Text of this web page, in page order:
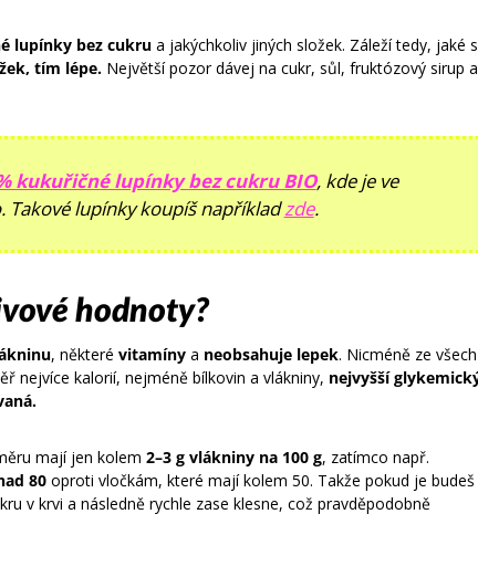
lupínky bez cukru a jakýchkoliv jiných složek. Záleží tedy, jaké
tím lépe. Největší pozor dávej na cukr, sůl, fruktózový sirup a
kukuřičné lupínky bez cukru BIO, kde je ve
Takové lupínky koupíš napříkladzde.
hodnoty?
, některé vitamíny a neobsahuje lepek. Nicméně ze všech
nejvíce kalorií, nejméně bílkovin a vlákniny, nejvyšší
mají jen kolem 2–3 g vlákniny na 100 g, zatímco např.
80 oproti vločkám, které mají kolem 50. Takže pokud je budeš
v krvi a následně rychle zase klesne, což pravděpodobně